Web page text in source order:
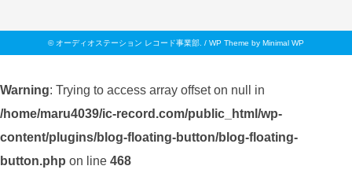
© オーディオステーション レコード事業部 . / WP Theme by Minimal WP
Warning: Trying to access array offset on null in
/home/maru4039/ic-record.com/public_html/wp-
content/plugins/blog-floating-button/blog-floating-
button.php on line 468